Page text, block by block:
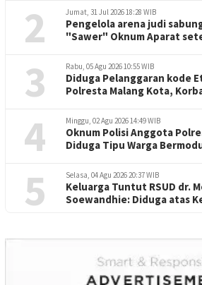
2 Jumat, 31 Jul 2026 18:28 WIB
Pengelola arena judi
"Sawer" Oknum Aparat
3 Rabu, 05 Agu 2026 10:55 WIB
Diduga Pelanggaran kode
Polresta Malang Kota,
4 Minggu, 02 Agu 2026 14:49 WIB
Oknum Polisi Anggota
Diduga Tipu Warga
5 Selasa, 04 Agu 2026 20:37 WIB
Keluarga Tuntut RSUD dr.
Soewandhie: Diduga atas